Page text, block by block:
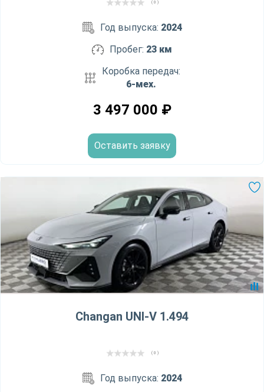
( 0 )
Год выпуска: 2024
Пробег: 23 км
Коробка передач:
6-мех.
3 497 000 ₽
Оставить заявку
Changan UNI-V 1.494
( 0 )
Год выпуска: 2024